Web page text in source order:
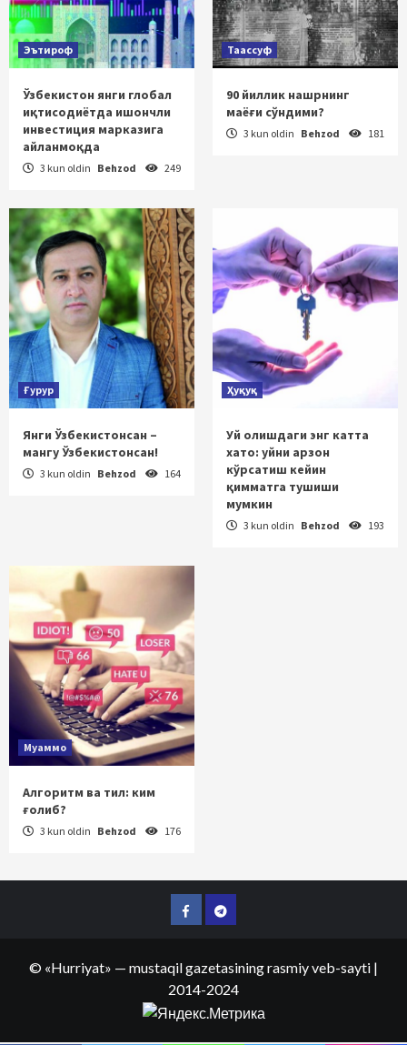
Эътироф
Ўзбекистон янги глобал
иқтисодиётда ишончли
инвестиция марказига
айланмоқда
3 kun oldin Behzod 249
Таассуф
90 йиллик нашрнинг
маёғи сўндими?
3 kun oldin Behzod 181
Ғурур
Янги Ўзбекистонсан –
мангу Ўзбекистонсан!
3 kun oldin Behzod 164
Ҳуқуқ
Уй олишдаги энг катта
хато: уйни арзон
кўрсатиш кейин
қимматга тушиши
мумкин
3 kun oldin Behzod 193
Муаммо
Алгоритм ва тил: ким
ғолиб?
3 kun oldin Behzod 176
FacebookTelegram
© «Hurriyat» — mustaqil gazetasining rasmiy veb-sayti |
2014-2024